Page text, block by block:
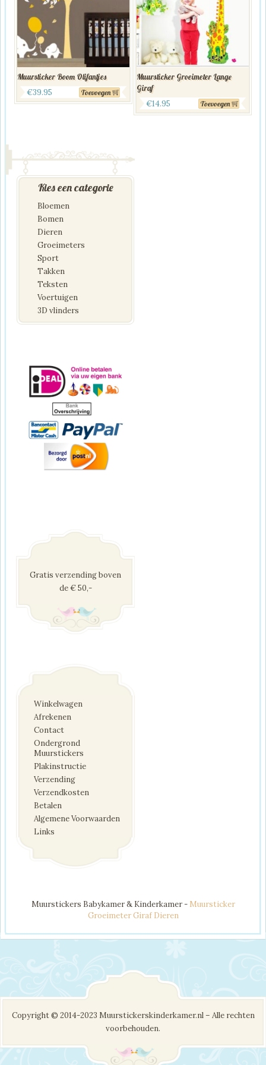
Muursticker Boom Olifantjes
€39.95 Toevoegen
Muursticker Groeimeter Lange
Giraf
€14.95 Toevoegen
Kies een categorie
Bloemen
Bomen
Dieren
Groeimeters
Sport
Takken
Teksten
Voertuigen
3D vlinders
Gratis verzending boven
de € 50,-
Winkelwagen
Afrekenen
Contact
Ondergrond
Muurstickers
Plakinstructie
Verzending
Verzendkosten
Betalen
Algemene Voorwaarden
Links
Muurstickers Babykamer & Kinderkamer - Muursticker
Groeimeter Giraf Dieren
Copyright © 2014-2023 Muurstickerskinderkamer.nl – Alle rechten
voorbehouden.